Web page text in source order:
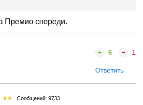
Премио спереди.
6 1
Ответить
Сообщений: 9733